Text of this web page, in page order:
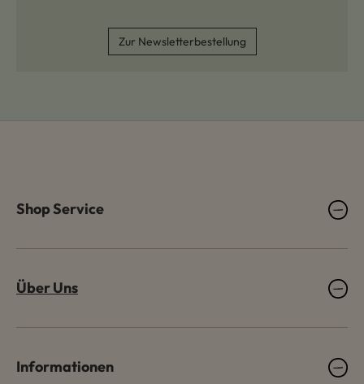
Zur Newsletterbestellung
Shop Service
Über Uns
Informationen